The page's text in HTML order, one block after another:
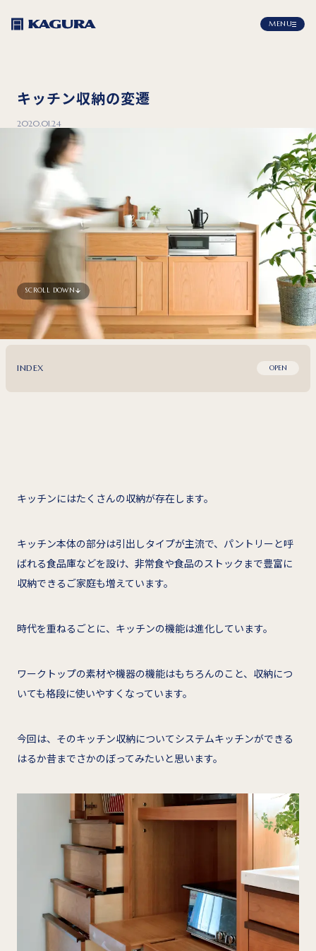
MENU
キッチン収納の変遷
2020.01.24
SCROLL DOWN
INDEX OPEN
キッチンにはたくさんの収納が存在します。
キッチン本体の部分は引出しタイプが主流で、パントリーと呼
ばれる食品庫などを設け、非常食や食品のストックまで豊富に
収納できるご家庭も増えています。
時代を重ねるごとに、キッチンの機能は進化しています。
ワークトップの素材や機器の機能はもちろんのこと、収納につ
いても格段に使いやすくなっています。
今回は、そのキッチン収納についてシステムキッチンができる
はるか昔までさかのぼってみたいと思います。